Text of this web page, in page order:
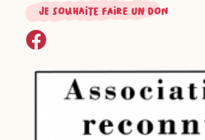
je souhaite faire un don